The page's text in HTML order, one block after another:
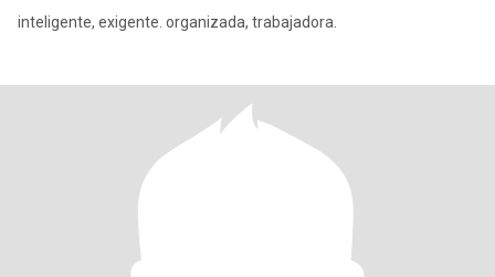
inteligente, exigente. organizada, trabajadora.